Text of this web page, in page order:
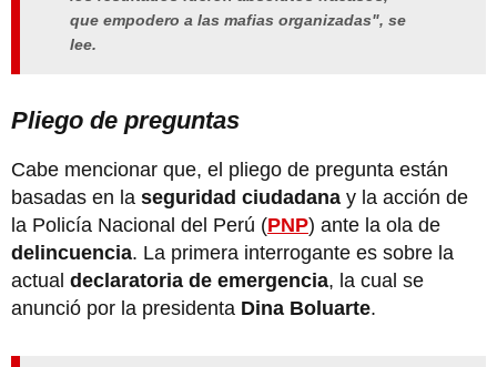
que empodero a las mafias organizadas", se
lee.
Pliego de preguntas
Cabe mencionar que, el pliego de pregunta están
basadas en la seguridad ciudadana y la acción de
la Policía Nacional del Perú (PNP) ante la ola de
delincuencia. La primera interrogante es sobre la
actual declaratoria de emergencia, la cual se
anunció por la presidenta Dina Boluarte.